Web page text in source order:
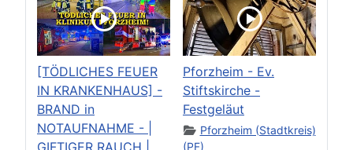
[TÖDLICHES FEUER
IN KRANKENHAUS] -
BRAND in
NOTAUFNAHME - |
Pforzheim - Ev.
Stiftskirche -
Festgeläut
Pforzheim (Stadtkreis)
(PF)